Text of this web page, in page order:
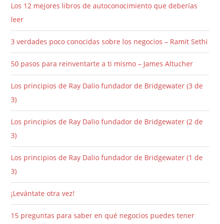
Los 12 mejores libros de autoconocimiento que deberías
leer
3 verdades poco conocidas sobre los negocios – Ramit Sethi
50 pasos para reinventarte a ti mismo – James Altucher
Los principios de Ray Dalio fundador de Bridgewater (3 de
3)
Los principios de Ray Dalio fundador de Bridgewater (2 de
3)
Los principios de Ray Dalio fundador de Bridgewater (1 de
3)
¡Levántate otra vez!
15 preguntas para saber en qué negocios puedes tener